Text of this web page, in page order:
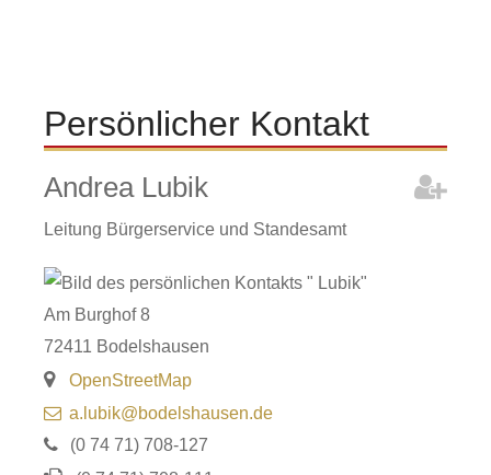
Persönlicher Kontakt
Andrea Lubik
Leitung Bürgerservice und Standesamt
Am Burghof 8
72411 Bodelshausen
OpenStreetMap
a.lubik@bodelshausen.de
(0 74 71) 708-127